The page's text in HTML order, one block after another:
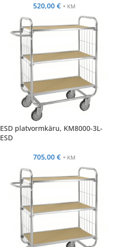
520,00 € + KM
ESD platvormkäru, KM8000-3L-
ESD
705,00 € + KM